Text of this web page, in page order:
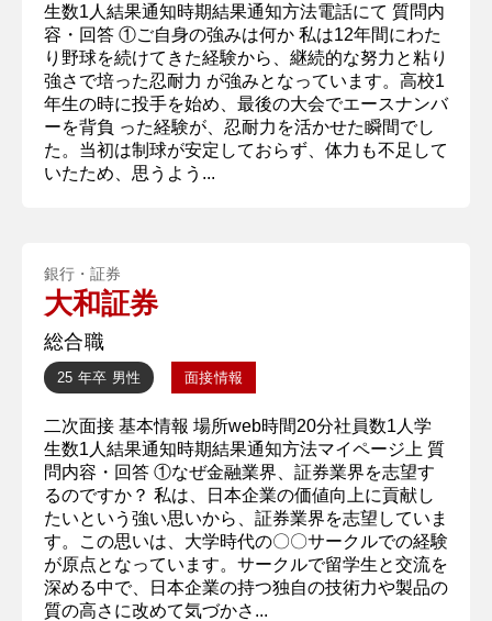
生数1人結果通知時期結果通知方法電話にて 質問内
容・回答 ①ご自身の強みは何か 私は12年間にわた
り野球を続けてきた経験から、継続的な努力と粘り
強さで培った忍耐力 が強みとなっています。高校1
年生の時に投手を始め、最後の大会でエースナンバ
ーを背負 った経験が、忍耐力を活かせた瞬間でし
た。当初は制球が安定しておらず、体力も不足して
いたため、思うよう...
銀行・証券
大和証券
総合職
25 年卒 男性 面接情報
二次面接 基本情報 場所web時間20分社員数1人学
生数1人結果通知時期結果通知方法マイページ上 質
問内容・回答 ①なぜ金融業界、証券業界を志望す
るのですか？ 私は、日本企業の価値向上に貢献し
たいという強い思いから、証券業界を志望していま
す。この思いは、大学時代の〇〇サークルでの経験
が原点となっています。サークルで留学生と交流を
深める中で、日本企業の持つ独自の技術力や製品の
質の高さに改めて気づかさ...